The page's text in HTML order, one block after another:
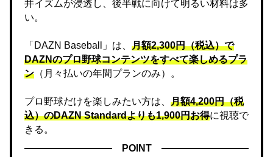
井イズムが浸透し、後半戦に向けて明るい材料は多
い。
「DAZN Baseball」は、 月額2,300円（税込）で
DAZNのプロ野球コンテンツをすべて楽しめるプラ
ン （月々払いの年間プランのみ）。
プロ野球だけを楽しみたい方は、 月額4,200円（税
込）のDAZN Standard​よりも1,900円お得に視聴で
きる。
POINT